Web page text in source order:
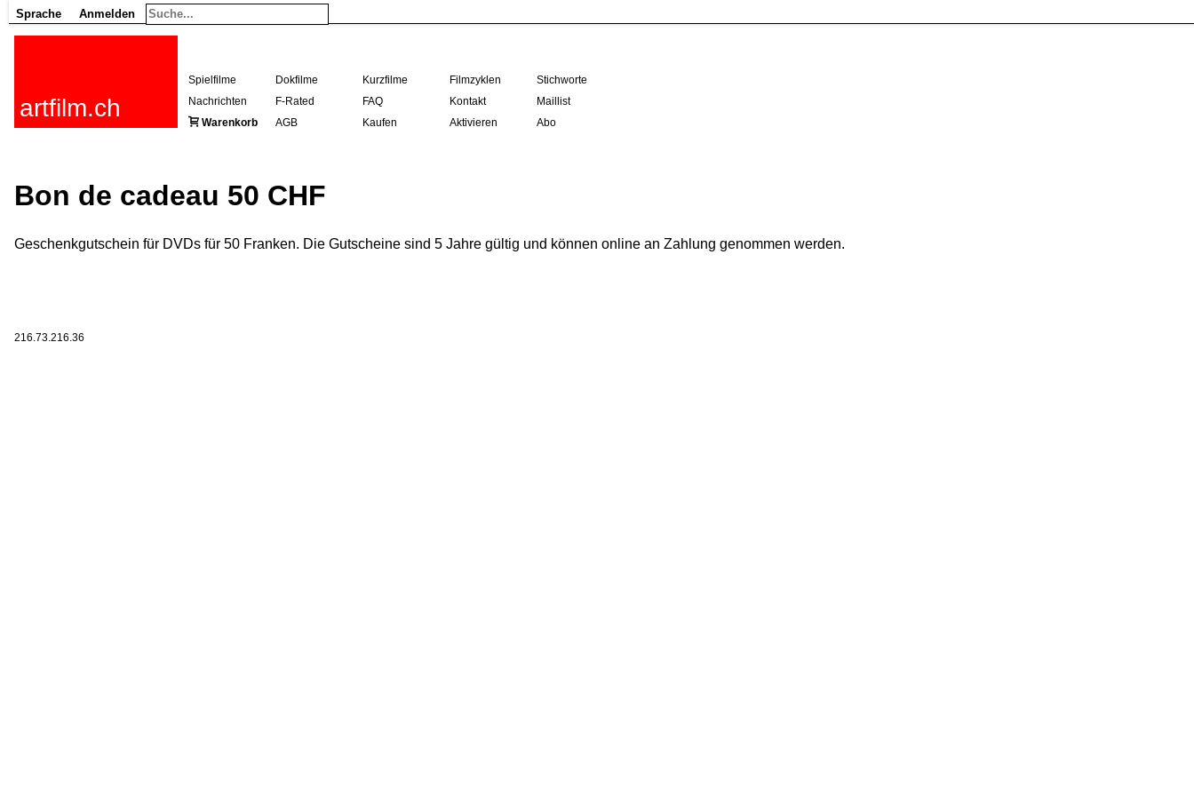
Sprache Anmelden
artfilm.ch
Spielfilme Dokfilme Kurzfilme Filmzyklen
Stichworte
Nachrichten
F-Rated FAQ Kontakt
Maillist
Warenkorb
AGB Kaufen Aktivieren Abo
Bon de cadeau 50 CHF
Geschenkgutschein für DVDs für 50 Franken. Die Gutscheine sind 5 Jahre gültig und können online an Zahlung genommen werden.
216.73.216.36